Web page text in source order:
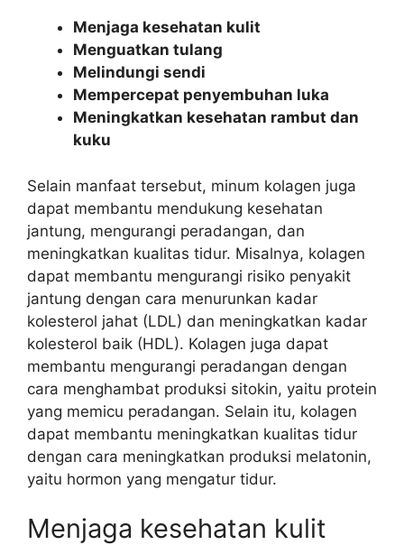
Menjaga kesehatan kulit
Menguatkan tulang
Melindungi sendi
Mempercepat penyembuhan luka
Meningkatkan kesehatan rambut dan
kuku
Selain manfaat tersebut, minum kolagen juga
dapat membantu mendukung kesehatan
jantung, mengurangi peradangan, dan
meningkatkan kualitas tidur. Misalnya, kolagen
dapat membantu mengurangi risiko penyakit
jantung dengan cara menurunkan kadar
kolesterol jahat (LDL) dan meningkatkan kadar
kolesterol baik (HDL). Kolagen juga dapat
membantu mengurangi peradangan dengan
cara menghambat produksi sitokin, yaitu protein
yang memicu peradangan. Selain itu, kolagen
dapat membantu meningkatkan kualitas tidur
dengan cara meningkatkan produksi melatonin,
yaitu hormon yang mengatur tidur.
Menjaga kesehatan kulit